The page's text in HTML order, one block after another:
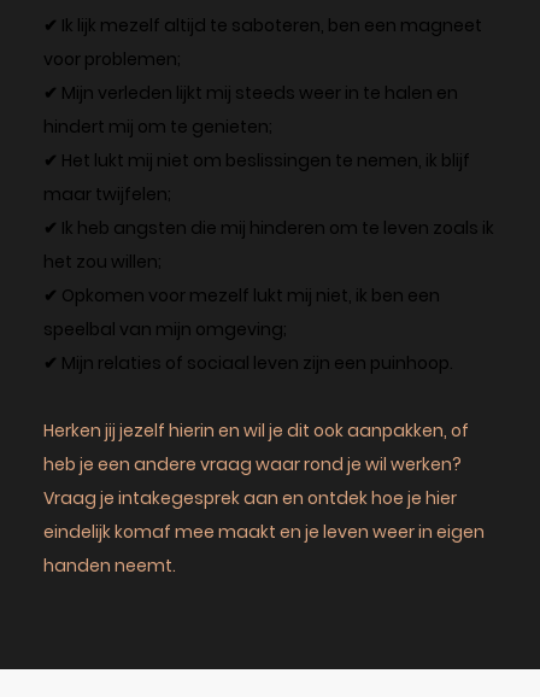
✔ Ik lijk mezelf altijd te saboteren, ben een magneet
voor problemen;
✔ Mijn verleden lijkt mij steeds weer in te halen en
hindert mij om te genieten;
✔ Het lukt mij niet om beslissingen te nemen, ik blijf
maar twijfelen;
✔ Ik heb angsten die mij hinderen om te leven zoals ik
het zou willen;
✔ Opkomen voor mezelf lukt mij niet, ik ben een
speelbal van mijn omgeving;
✔ Mijn relaties of sociaal leven zijn een puinhoop.
Herken jij jezelf hierin en wil je dit ook aanpakken, of
heb je een andere vraag waar rond je wil werken?
Vraag je intakegesprek aan en ontdek hoe je hier
eindelijk komaf mee maakt en je leven weer in eigen
handen neemt.